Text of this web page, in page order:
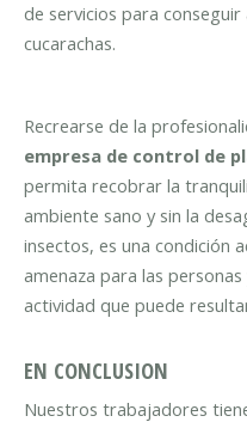
de servicios para
cucarachas.
Recrearse de la
empresa de control de
permita recobrar la
ambiente sano y sin la
insectos, es una condición
amenaza para las
actividad que puede
EN CONCLUSION
Nuestros trabajadores